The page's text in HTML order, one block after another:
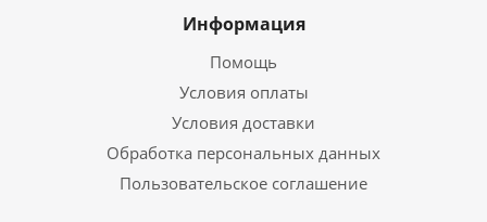
Информация
Помощь
Условия оплаты
Условия доставки
Обработка персональных данных
Пользовательское соглашение